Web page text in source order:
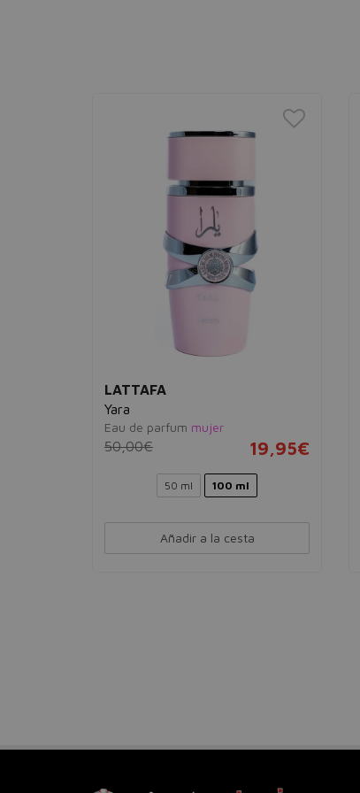
LATTAFA
Yara
Eau de parfum mujer
50,00€ 19,95€
50 ml 100 ml
Añadir a la cesta